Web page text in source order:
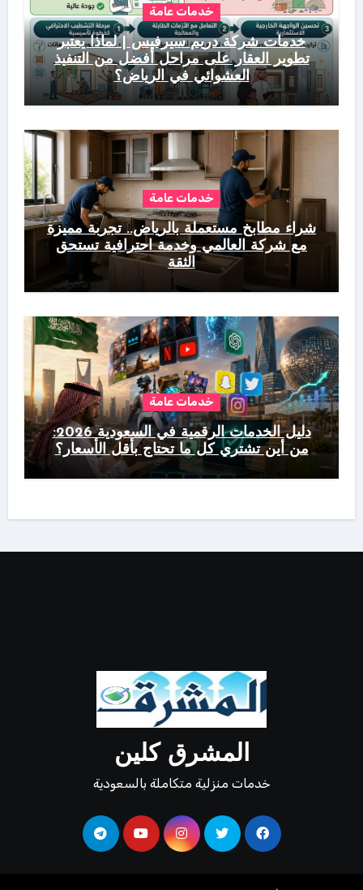
خدمات عامة
خدمات شركة دريم سيرفيس | لماذا يعتبر
تطوير العقار على مراحل أفضل من التنفيذ
العشوائي في الرياض؟
خدمات عامة
شراء مطابخ مستعملة بالرياض.. تجربة مميزة
مع شركة العالمي وخدمة احترافية تستحق
الثقة
خدمات عامة
دليل الخدمات الرقمية في السعودية 2026:
من أين تشتري كل ما تحتاج بأقل الأسعار؟
المشرق كلين
خدمات منزلية متكاملة بالسعودية